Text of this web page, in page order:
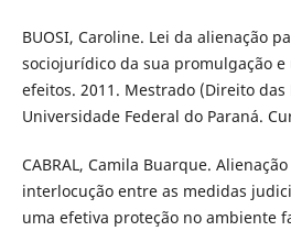
BUOSI, Caroline. Lei da alienação
sociojurídico da sua promulgação e
efeitos. 2011. Mestrado (Direito das
Universidade Federal do Paraná.
CABRAL, Camila Buarque.
interlocução entre as medidas
uma efetiva proteção no ambiente